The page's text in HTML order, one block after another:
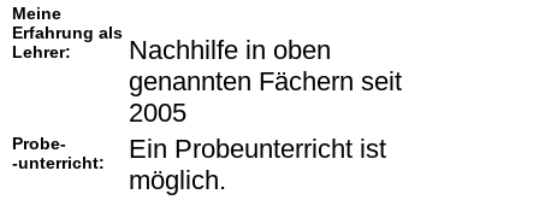
Meine
Erfahrung als
Lehrer:
Nachhilfe in oben
genannten Fächern seit
2005
Probe-
-unterricht:
Ein Probeunterricht ist
möglich.